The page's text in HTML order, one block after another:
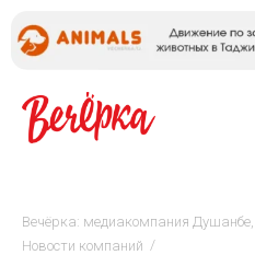
Вечёрка: медиакомпания
Новости компаний /